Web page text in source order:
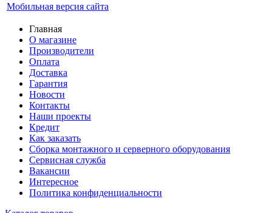
Мобильная версия сайта
Главная
О магазине
Производители
Оплата
Доставка
Гарантия
Новости
Контакты
Наши проекты
Кредит
Как заказать
Сборка монтажного и серверного оборудования
Сервисная служба
Вакансии
Интересное
Политика конфиденциальности